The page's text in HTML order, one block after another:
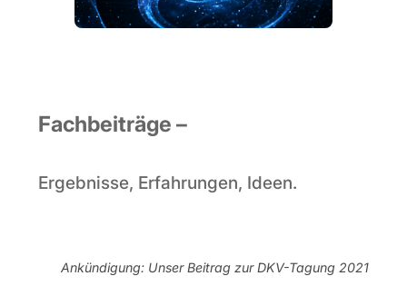
Fachbeiträge –
Ergebnisse, Erfahrungen, Ideen.
Ankündigung: Unser Beitrag zur DKV-Tagung 2021